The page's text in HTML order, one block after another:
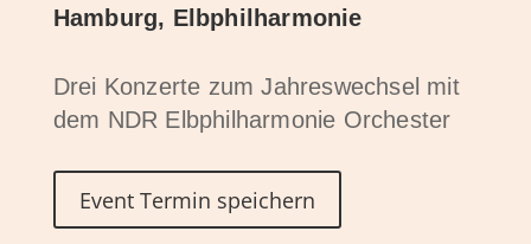
Hamburg, Elbphilharmonie
Drei Konzerte zum Jahreswechsel mit
dem NDR Elbphilharmonie Orchester
Event Termin speichern